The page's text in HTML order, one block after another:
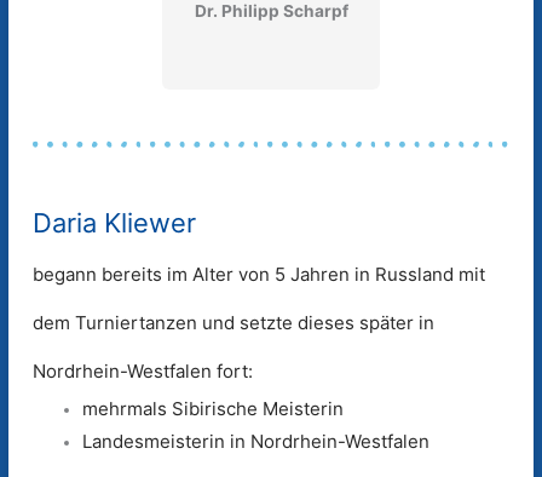
Dr. Philipp Scharpf
Daria Kliewer
begann bereits im Alter von 5 Jahren in Russland mit
dem Turniertanzen und setzte dieses später in
Nordrhein-Westfalen fort:
mehrmals Sibirische Meisterin
Landesmeisterin in Nordrhein-Westfalen